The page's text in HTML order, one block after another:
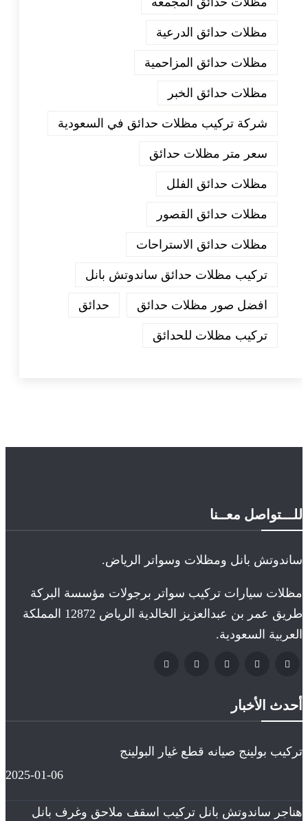
مظلات حدائق الدرعية
مظلات حدائق المزاحمية
مظلات حدائق الخبر
شركة تركيب مظلات حدائق في السعودية
سعر متر مظلات حدائق
مظلات حدائق الفلل
مظلات حدائق القصور
مظلات حدائق الاستراحات
تركيب مظلات حدائق ساندوتش بانل
افضل صور مظلات حدائق حدائق
تركيب مظلات للحدائق
للـــتواصل معــنا
ساندوتش بانل ومظلات وسواتر الرياض.
مظلات سيارات تركيب سواتر برجولات مؤسسة البركة
طريق عمر بن عبدالعزيز الخالدية الرياض 12872 المملكة
العربية السعودية.
أحدث الأخبار
تركيب بولينج صيانه قطع غيار البولينج
2025-01-06
هناجر ساندوتش بانل تركيب اسقف ملاحق وغرف بانل